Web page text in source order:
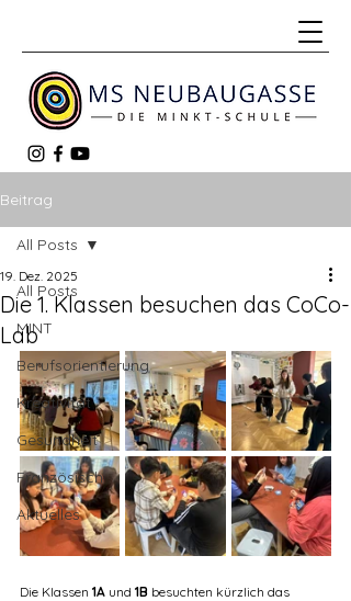
Beitrag
All Posts
MINT
Berufsorientierung
Kreativität
Gesundheit
Französisch
Aktuelles
All Posts
Die 1. Klassen besuchen das CoCo-
Lab
19. Dez. 2025
Die Klassen 1A und 1B besuchten kürzlich das